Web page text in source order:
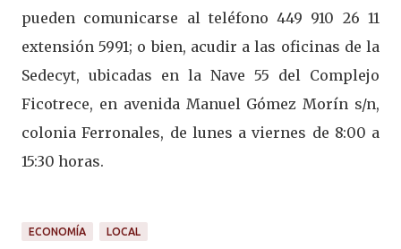
pueden comunicarse al teléfono 449 910 26 11
extensión 5991; o bien, acudir a las oficinas de la
Sedecyt, ubicadas en la Nave 55 del Complejo
Ficotrece, en avenida Manuel Gómez Morín s/n,
colonia Ferronales, de lunes a viernes de 8:00 a
15:30 horas.
ECONOMÍA LOCAL